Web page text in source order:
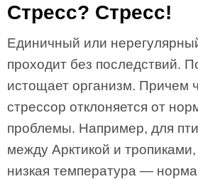
Стресс? Стресс!
Единичный или
проходит без последствий.
истощает организм. Причем
стрессор отклоняется от
проблемы. Например, для
между Арктикой и
низкая температура —